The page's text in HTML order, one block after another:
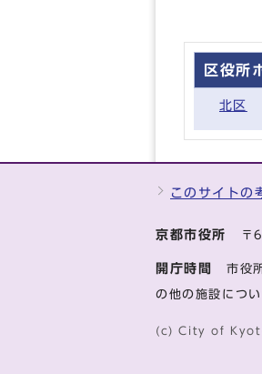
区役所
北区
このサイトの
京都市役所 〒
開庁時間 市役
の他の施設につ
(c) City of